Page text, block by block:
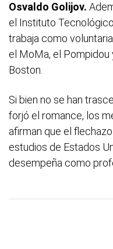
Osvaldo Golijov.
el Instituto
trabaja como
el MoMa, el Pompidou
Boston.
Si bien no se han
forjó el romance, los
afirman que el
estudios de Estados
desempeña como